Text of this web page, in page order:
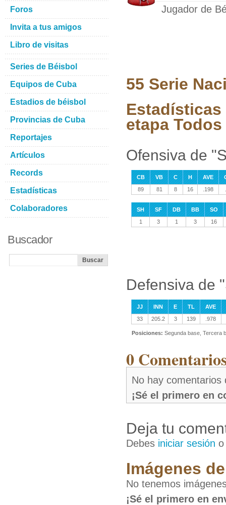
Jugador de
55 Serie
Estadísticas
etapa
Ofensiva de
CB VB C H AVE
89
81 8 16 .198
SH SF DB BB
SO
1
3 1 3 16
Defensiva de
JJ INN E TL
AVE
33
205.2 3 139 .978
Posiciones: Segunda base, Tercera
0
No hay comentarios
¡Sé el primero en
Deja tu
Debes iniciar sesión
Imágenes
No tenemos
¡Sé el primero en
Foros
Invita a tus amigos
Libro de visitas
Series de Béisbol
Equipos de Cuba
Estadios de béisbol
Provincias de Cuba
Reportajes
Artículos
Records
Estadísticas
Colaboradores
Buscador